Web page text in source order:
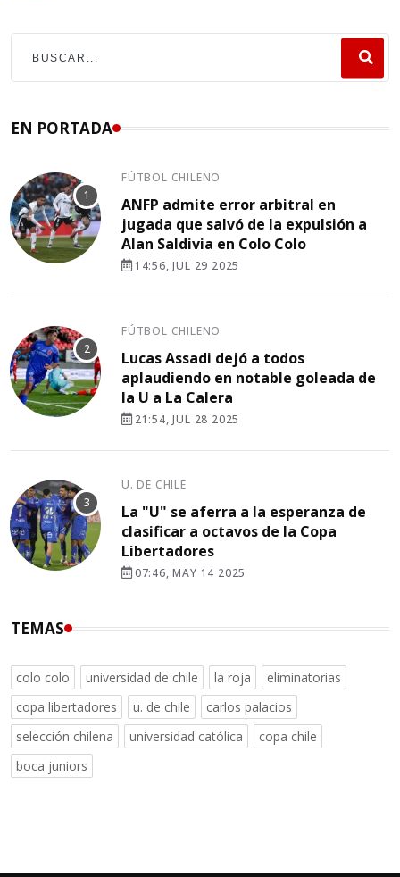
EN PORTADA
FÚTBOL CHILENO
ANFP admite error arbitral en
jugada que salvó de la expulsión a
Alan Saldivia en Colo Colo
14:56, JUL 29 2025
FÚTBOL CHILENO
Lucas Assadi dejó a todos
aplaudiendo en notable goleada de
la U a La Calera
21:54, JUL 28 2025
U. DE CHILE
La "U" se aferra a la esperanza de
clasificar a octavos de la Copa
Libertadores
07:46, MAY 14 2025
TEMAS
colo colo universidad de chile la roja
eliminatorias
copa libertadores
u. de chile
carlos palacios
selección chilena
universidad católica
copa chile
boca juniors